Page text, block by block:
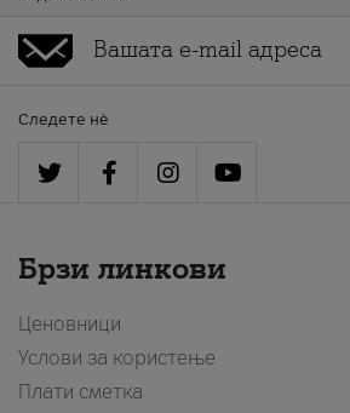
Следете нè
Брзи линкови
Ценовници
Услови за користење
Плати сметка